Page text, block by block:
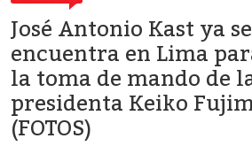
José Antonio Kast ya se
encuentra en Lima
la toma de mando de
presidenta Keiko
(FOTOS)